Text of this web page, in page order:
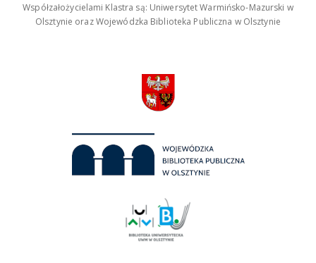
Współzałożycielami Klastra są: Uniwersytet Warmińsko-Mazurski w
Olsztynie oraz Wojewódzka Biblioteka Publiczna w Olsztynie